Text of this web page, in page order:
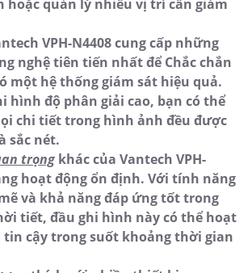
hoặc quản lý nhiều vị trí cần giám
VPH-N4408 cung cấp những
nghệ tiên tiến nhất để Chắc chắn
một hệ thống giám sát hiệu quả.
hình độ phân giải cao, bạn có thể
chi tiết trong hình ảnh đều được
sắc nét.
trọngkhác của Vantech VPH-
hoạt động ổn định. Với tính năng
và khả năng đáp ứng tốt trong
tiết, đầu ghi hình này có thể hoạt
tin cậy trong suốt khoảng thời gian